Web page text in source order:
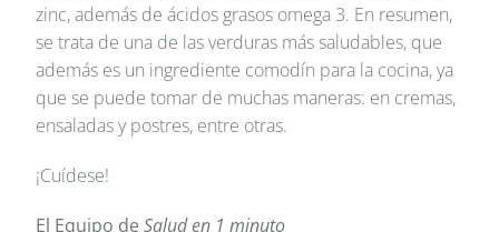
zinc, además de ácidos grasos omega 3. En resumen,
se trata de una de las verduras más saludables, que
además es un ingrediente comodín para la cocina, ya
que se puede tomar de muchas maneras: en cremas,
ensaladas y postres, entre otras.
¡Cuídese!
El Equipo de Salud en 1 minuto